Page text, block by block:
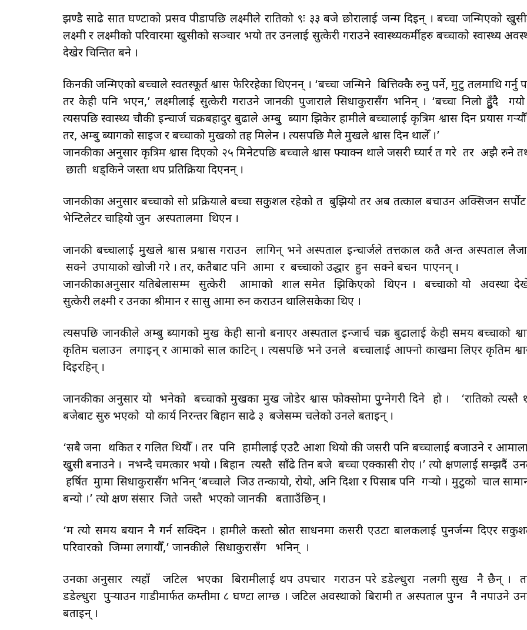
झण्डै साढे सात घण्टाको प्रसव पीडापछि लक्ष्मीले रातिको ९ः ३३ बजे छोरालाई जन्म दिइन् । बच्चा जन्मिएको
लक्ष्मी र लक्ष्मीको परिवारमा खुसीको सञ्चार भयो तर उनलाई सुत्केरी गराउने स्वास्थ्यकर्मीहरु बच्चाको स्वास्थ्य
देखेर चिन्तित बने ।
किनकी जन्मिएको बच्चाले स्वतस्फूर्त श्वास फेरिरहेका थिएनन् । ‘बच्चा जन्मिने बित्तिक्कै रुनु पर्ने, मुटु तलमाथि गर्नु
तर केही पनि भएन,’ लक्ष्मीलाई सुत्केरी गराउने जानकी पुजाराले सिधाकुरासँग भनिन् । ‘बच्चा निलो हुुँदै गयो
त्यसपछि स्वास्थ्य चौकी इन्चार्ज चक्रबहादुर बुढाले अम्बुु ब्याग झिकेर हामीले बच्चालाई कृत्रिम श्वास दिन प्रयास गर्‍यौँ
तर, अम्बुु ब्यागको साइज र बच्चाको मुखको तह मिलेन । त्यसपछि मैले मुखले श्वास दिन थालेँ ।’
जानकीका अनुसार कृत्रिम श्वास दिएको २५ मिनेटपछि बच्चाले श्वास फ्याक्न थाले जसरी घ्यार्र त गरे तर अझै रुने
छाती धड्किने जस्ता थप प्रतिक्रिया दिएनन् ।
जानकीका अनुसार बच्चाको सो प्रक्रियाले बच्चा सकुुशल रहेको त बुझियो तर अब तत्काल बचाउन अक्सिजन
भेन्टिलेटर चाहियो जुन अस्पतालमा थिएन ।
जानकी बच्चालाई मुुखले श्वास प्रश्वास गराउन लागिन् भने अस्पताल इन्चार्जले तत्तकाल कतै अन्त अस्पताल
सक्ने उपायाको खोजी गरे । तर, कतैबाट पनि आमा र बच्चाको उद्धार हुन सक्ने बचन पाएनन् ।
जानकीकाअनुसार यतिबेलासम्म सुत्केरी आमाको शाल समेत झिकिएको थिएन । बच्चाको यो अवस्था
सुत्केरी लक्ष्मी र उनका श्रीमान र सासु आमा रुन कराउन थालिसकेका थिए ।
त्यसपछि जानकीले अम्बु ब्यागको मुख केही सानो बनाएर अस्पताल इन्जार्च चक्र बुढालाई केही समय बच्चाको
कृतिम चलाउन लगाइन् र आमाको साल काटिन् । त्यसपछि भने उनले बच्चालाई आफ्नो काखमा लिएर कृतिम
दिइरहिन् ।
जानकीका अनुसार यो भनेको बच्चाको मुखका मुख जोडेर श्वास फोक्सोमा पुुग्नेगरी दिने हो । ‘रातिको त्यस्तै
बजेबाट सुरु भएको यो कार्य निरन्तर बिहान साढे ३ बजेसम्म चलेको उनले बताइन् ।
‘सबै जना थकित र गलित थियौँ । तर पनि हामीलाई एउटै आशा थियो की जसरी पनि बच्चालाई बजाउने र
खुुसी बनाउने । नभन्दै चमत्कार भयो । बिहान त्यस्तै साँढे तिन बजे बच्चा एक्कासी रोए ।’ त्यो क्षणलाई सम्झदैं
हर्षित मुद्रामा सिधाकुरासँग भनिन् ‘बच्चाले जिउ तन्कायो, रोयो, अनि दिशा र पिसाब पनि गर्‍यो । मुटुको चाल
बन्यो ।’ त्यो क्षण संसार जिते जस्तै भएको जानकी बतााउँछिन् ।
‘म त्यो समय बयान नै गर्न सक्दिन । हामीले कस्तो स्रोत साधनमा कसरी एउटा बालकलाई पुनर्जन्म दिएर
परिवारको जिम्मा लगायौँ,’ जानकीले सिधाकुरासँग भनिन् ।
उनका अनुसार त्यहाँ जटिल भएका बिरामीलाई थप उपचार गराउन परे डडेल्धुरा नलगी सुख नै छैन् ।
डडेल्धुरा पुुर्‍याउन गाडीमार्फत कम्तीमा ८ घण्टा लाग्छ । जटिल अवस्थाको बिरामी त अस्पताल पुुग्न नै नपाउने
बताइन् ।